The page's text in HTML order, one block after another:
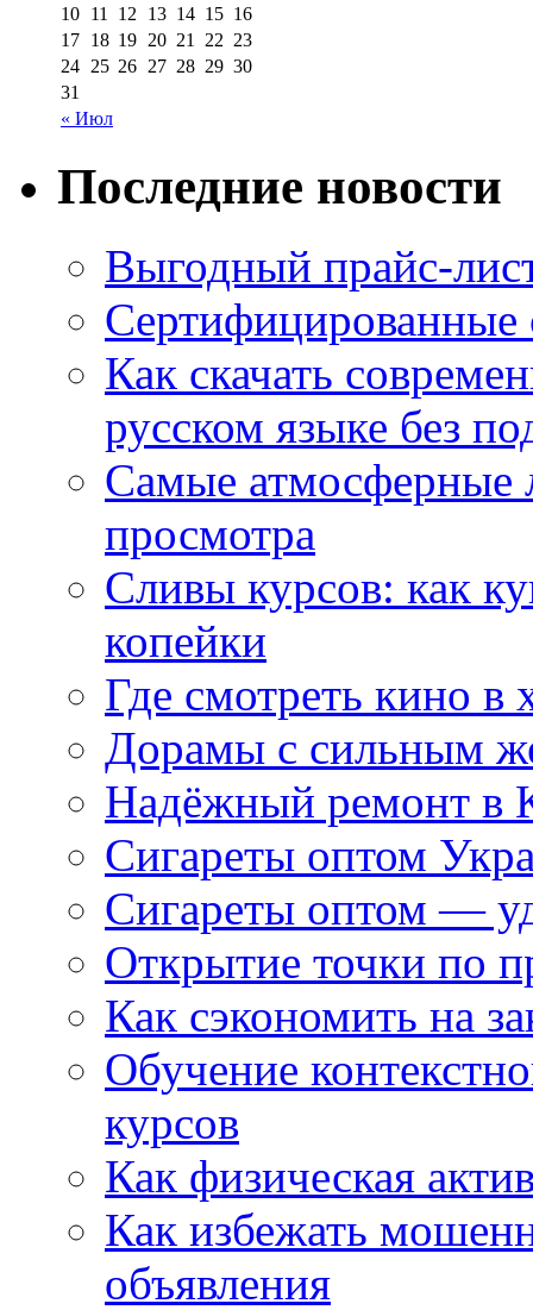
« Июл
10 11 12 13 14 15 16
17 18 19 20 21 22 23
24 25 26 27 28 29 30
31
Последние новости
Выгодный прайс-
Как скачать
русском языке без
Самые атмосферные
просмотра
Сливы курсов: как
копейки
Где смотреть кино в
Дорамы с сильным
Надёжный ремонт в
Сигареты оптом
Сигареты оптом —
Открытие точки по
Как сэкономить на
Обучение
курсов
Как физическая
Как избежать
объявления